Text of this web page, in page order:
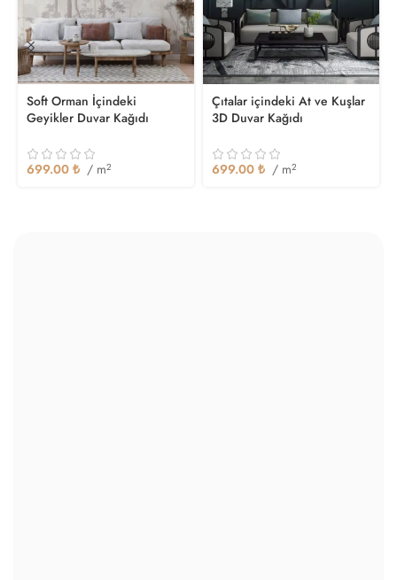
Soft Orman İçindeki
Geyikler Duvar Kağıdı
699.00 ₺ / m2
Çıtalar içindeki At ve Kuşlar
3D Duvar Kağıdı
699.00 ₺ / m2